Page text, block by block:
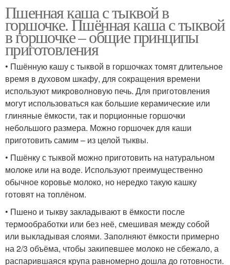
Пшенная каша с тыквой в
горшочке. Пшённая каша с тыквой
в горшочке – общие принципы
приготовления
• Пшённую кашу с тыквой в горшочках томят длительное
время в духовом шкафу, для сокращения времени
используют микроволновую печь. Для приготовления
могут использоваться как большие керамические или
глиняные ёмкости, так и порционные горшочки
небольшого размера. Можно горшочек для каши
приготовить самим – из целой тыквы.
• Пшёнку с тыквой можно приготовить на натуральном
молоке или на воде. Используют преимущественно
обычное коровье молоко, но нередко такую кашку
готовят на топлёном.
• Пшено и тыкву закладывают в ёмкости после
термообработки или без неё, смешивая между собой
или выкладывая слоями. Заполняют ёмкости примерно
на 2/3 объёма, чтобы закипевшее молоко не сбежало, а
распарившаяся крупа равномерно дошла до готовности.